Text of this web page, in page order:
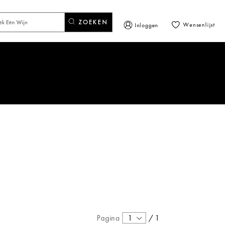
ZOEKEN Inloggen Wensenlijst
Pagina 1 / 1